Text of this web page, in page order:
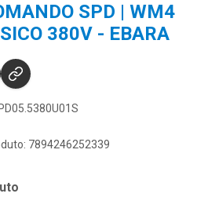
SPD | WM4
380V - EBARA
7894246252339